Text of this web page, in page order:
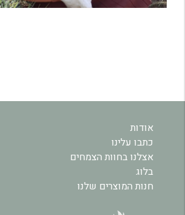
אודות
כתבו עלינו
אצלנו בחוות הצמחים
בלוג
חנות המוצרים שלנו